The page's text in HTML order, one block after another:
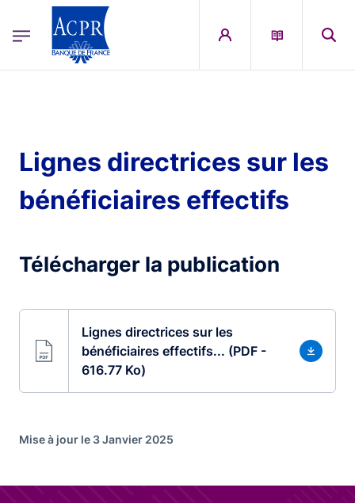
ACPR Menu Principal (French)
Lignes directrices sur les
bénéficiaires effectifs
Télécharger la publication
Lignes directrices sur les
bénéficiaires effectifs... (PDF -
616.77 Ko)
Mise à jour le 3 Janvier 2025